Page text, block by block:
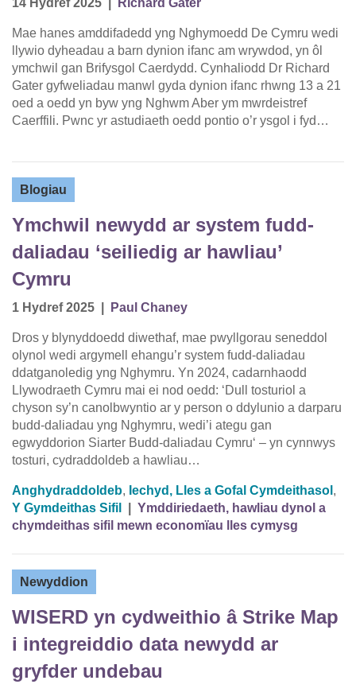
14 Hydref 2025 Richard Gater
Mae hanes amddifadedd yng Nghymoedd De Cymru wedi
llywio dyheadau a barn dynion ifanc am wrywdod, yn ôl
ymchwil gan Brifysgol Caerdydd. Cynhaliodd Dr Richard
Gater gyfweliadau manwl gyda dynion ifanc rhwng 13 a 21
oed a oedd yn byw yng Nghwm Aber ym mwrdeistref
Caerffili. Pwnc yr astudiaeth oedd pontio o’r ysgol i fyd…
Blogiau
Ymchwil newydd ar system fudd-
daliadau ‘seiliedig ar hawliau’
Cymru
1 Hydref 2025 Paul Chaney
Dros y blynyddoedd diwethaf, mae pwyllgorau seneddol
olynol wedi argymell ehangu’r system fudd-daliadau
ddatganoledig yng Nghymru. Yn 2024, cadarnhaodd
Llywodraeth Cymru mai ei nod oedd: ‘Dull tosturiol a
chyson sy’n canolbwyntio ar y person o ddylunio a darparu
budd-daliadau yng Nghymru, wedi’i ategu gan
egwyddorion Siarter Budd-daliadau Cymru‘ – yn cynnwys
tosturi, cydraddoldeb a hawliau…
Anghydraddoldeb, Iechyd, Lles a Gofal Cymdeithasol ,
Y Gymdeithas Sifil
Ymddiriedaeth, hawliau dynol a
chymdeithas sifil mewn economïau lles cymysg
Newyddion
WISERD yn cydweithio â Strike Map
i integreiddio data newydd ar
gryfder undebau